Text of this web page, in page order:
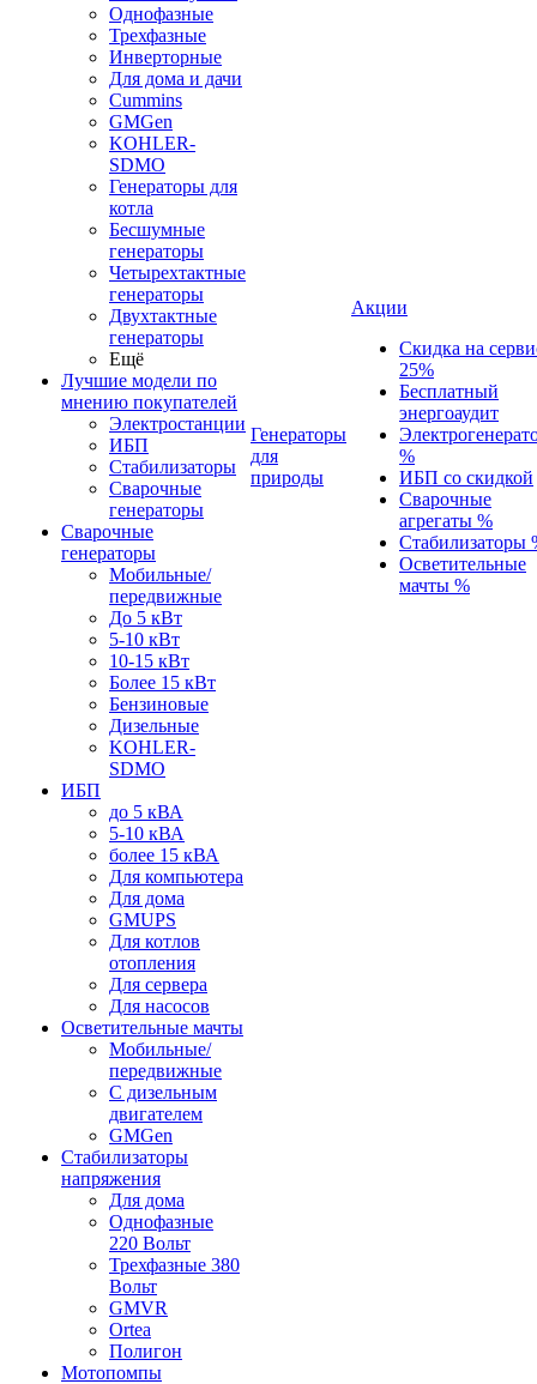
Однофазные
Трехфазные
Инверторные
Для дома и дачи
Cummins
GMGen
KOHLER-
SDMO
Генераторы для
котла
Бесшумные
генераторы
Четырехтактные
генераторы
Двухтактные
генераторы
Ещё
Лучшие модели по
мнению покупателей
Электростанции
ИБП
Стабилизаторы
Сварочные
генераторы
Сварочные
генераторы
Мобильные/
передвижные
До 5 кВт
5-10 кВт
10-15 кВт
Более 15 кВт
Бензиновые
Дизельные
KOHLER-
SDMO
ИБП
до 5 кВА
5-10 кВА
более 15 кВА
Для компьютера
Для дома
GMUPS
Для котлов
отопления
Для сервера
Для насосов
Осветительные мачты
Мобильные/
передвижные
С дизельным
двигателем
GMGen
Стабилизаторы
напряжения
Для дома
Однофазные
220 Вольт
Трехфазные 380
Вольт
GMVR
Ortea
Полигон
Мотопомпы
Генераторы
для
природы
Акции
Скидка на
25%
Бесплатный
энергоаудит
%
ИБП со скидкой
Сварочные
агрегаты %
Стабилизаторы
Осветительные
мачты %